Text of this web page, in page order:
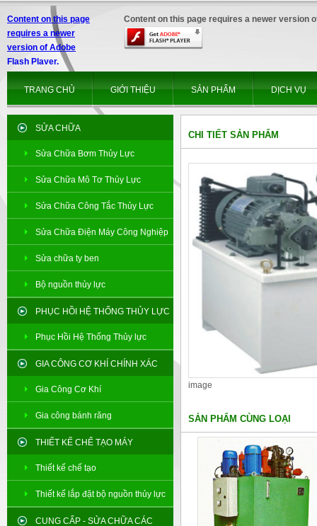
Content on this page
requires a newer
version of Adobe
Flash Player.
Content on this page requires a newer version
TRANG CHỦ GIỚI THIỆU SẢN PHẨM DỊCH VỤ
SỬA CHỮA
Sửa Chữa Bơm Thủy Lực
Sửa Chữa Mô Tơ Thủy Lực
Sửa Chữa Công Tắc Thủy Lực
Sửa Chữa Điện Máy Công Nghiệp
Sửa chữa ty ben
Bộ nguồn thủy lực
PHỤC HỒI HỆ THỐNG THỦY LỰC
Phục Hồi Hệ Thống Thủy lực
GIA CÔNG CƠ KHÍ CHÍNH XÁC
Gia Công Cơ Khí
Gia công bánh răng
THIẾT KẾ CHẾ TẠO MÁY
Thiết kế chế tạo
Thiết kế lắp đặt bộ nguồn thủy lực
CUNG CẤP - SỬA CHỮA CÁC
CHI TIẾT SẢN PHẨM
image
SẢN PHẨM CÙNG LOẠI